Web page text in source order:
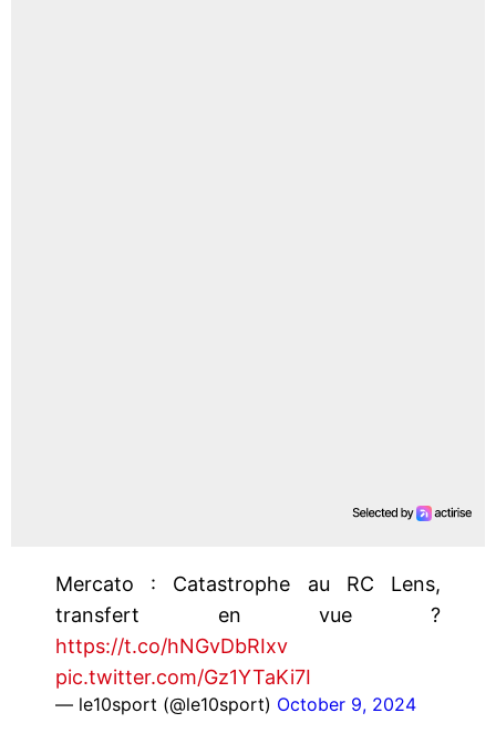
Mercato : Catastrophe au RC Lens,
transfert en vue ?
https://t.co/hNGvDbRIxv
pic.twitter.com/Gz1YTaKi7I
— le10sport (@le10sport) October 9, 2024